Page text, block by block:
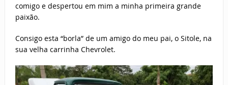
comigo e despertou em mim a minha primeira grande
paixão.
Consigo esta “borla” de um amigo do meu pai, o Sitole, na
sua velha carrinha Chevrolet.